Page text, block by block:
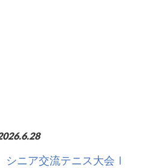
シニア交流テニス大会Ⅰ